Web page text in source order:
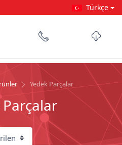
Türkçe
Yedek Parçalar